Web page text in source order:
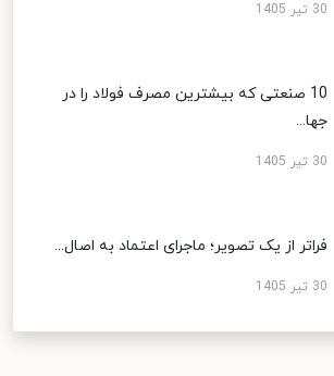
30 تیر 1405
10 صنعتی که بیشترین مصرف فولاد را در
جها...
30 تیر 1405
فراتر از یک تصویر؛ ماجرای اعتماد به اصال...
30 تیر 1405